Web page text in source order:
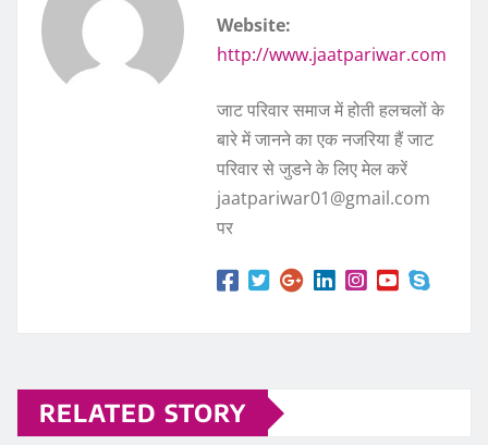
Website:
http://www.jaatpariwar.com
जाट परिवार समाज में होती हलचलों के
बारे में जानने का एक नजरिया हैं जाट
परिवार से जुडने के लिए मेल करें
jaatpariwar01@gmail.com
पर
RELATED STORY